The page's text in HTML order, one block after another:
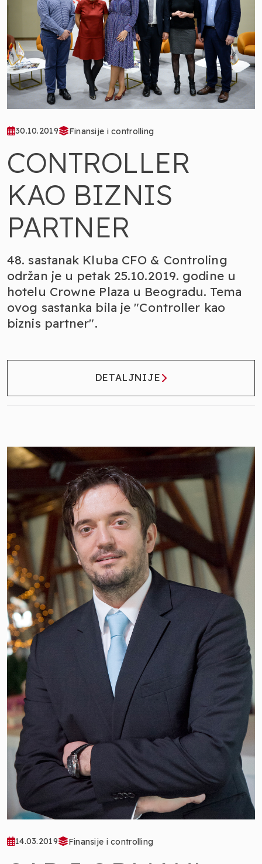
30.10.2019 Finansije i controlling
CONTROLLER
KAO BIZNIS
PARTNER
48. sastanak Kluba CFO & Controling
održan je u petak 25.10.2019. godine u
hotelu Crowne Plaza u Beogradu. Tema
ovog sastanka bila je "Controller kao
biznis partner".
DETALJNIJE
14.03.2019 Finansije i controlling